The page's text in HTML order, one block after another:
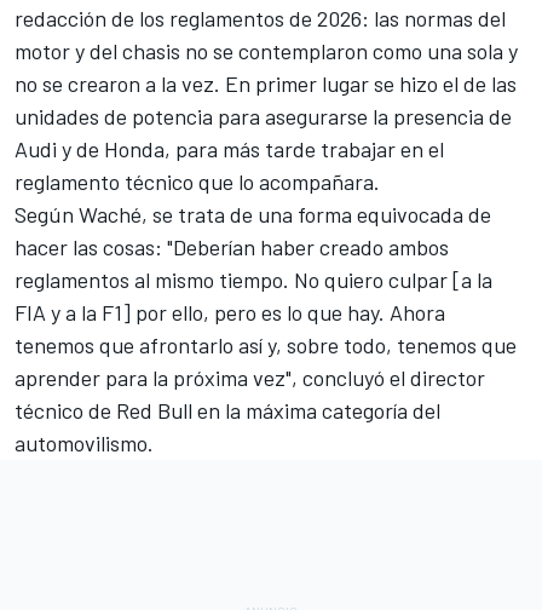
redacción de los reglamentos de 2026: las normas del
motor y del chasis no se contemplaron como una sola y
no se crearon a la vez. En primer lugar se hizo el de las
unidades de potencia para asegurarse la presencia de
Audi y de Honda, para más tarde trabajar en el
reglamento técnico que lo acompañara.
Según Waché, se trata de una forma equivocada de
hacer las cosas: "Deberían haber creado ambos
reglamentos al mismo tiempo. No quiero culpar [a la
FIA y a la F1] por ello, pero es lo que hay. Ahora
tenemos que afrontarlo así y, sobre todo, tenemos que
aprender para la próxima vez", concluyó el director
técnico de Red Bull en la máxima categoría del
automovilismo.